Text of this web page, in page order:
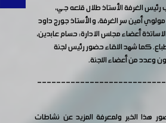
الغرفة الأستاذ طلال قلعه جي،
أمين سر الغرفة، والأستاذ جورج داود
أعضاء مجلس الادارة: حسام عابدين،
كما شهد اللقاء حضور رئيس لجنة
وعدد من أعضاء اللجنة.
هذا الخبر ولمعرفة المزيد عن نشاطات